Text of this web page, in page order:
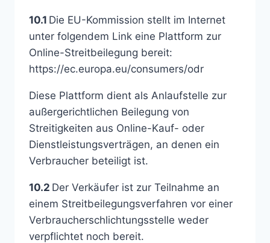
10.1 Die EU-Kommission stellt im Internet
unter folgendem Link eine Plattform zur
Online-Streitbeilegung bereit:
https://ec.europa.eu/consumers/odr
Diese Plattform dient als Anlaufstelle zur
außergerichtlichen Beilegung von
Streitigkeiten aus Online-Kauf- oder
Dienstleistungsverträgen, an denen ein
Verbraucher beteiligt ist.
10.2 Der Verkäufer ist zur Teilnahme an
einem Streitbeilegungsverfahren vor einer
Verbraucherschlichtungsstelle weder
verpflichtet noch bereit.